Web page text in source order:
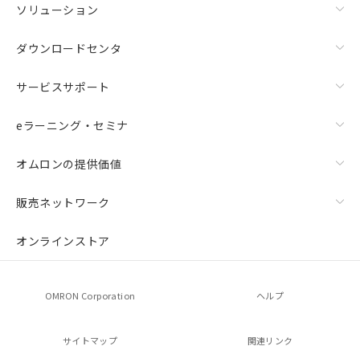
ソリューション
ダウンロードセンタ
サービスサポート
eラーニング・セミナ
オムロンの提供価値
販売ネットワーク
オンラインストア
OMRON Corporation ヘルプ
サイトマップ 関連リンク